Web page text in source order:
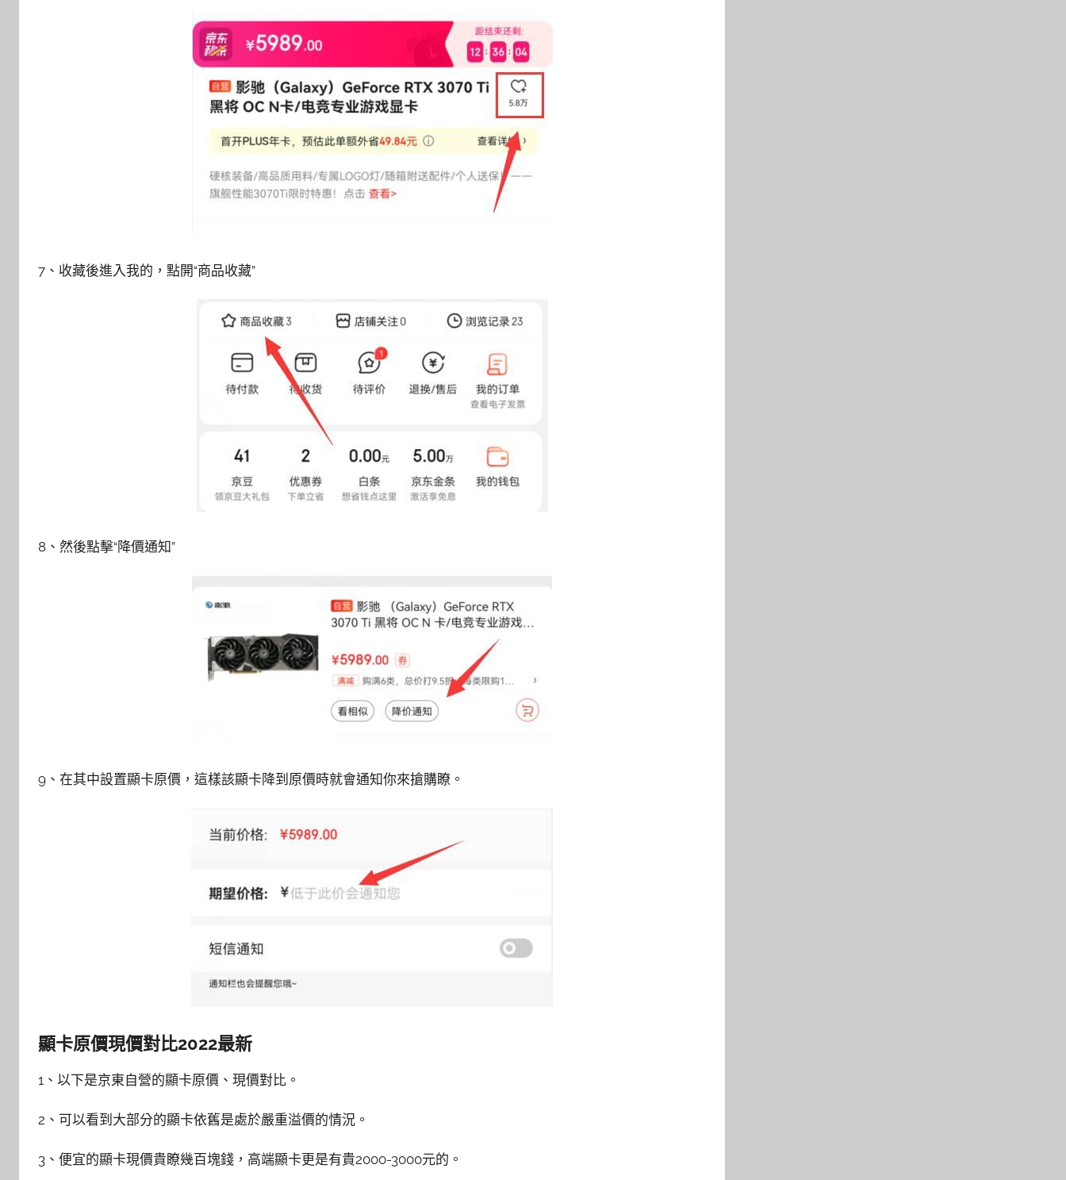
7、收藏後進入我的，點開“商品收藏”
8、然後點擊“降價通知”
9、在其中設置顯卡原價，這樣該顯卡降到原價時就會通知你來搶購瞭。
顯卡原價現價對比2022最新
1、以下是京東自營的顯卡原價、現價對比。
2、可以看到大部分的顯卡依舊是處於嚴重溢價的情況。
3、便宜的顯卡現價貴瞭幾百塊錢，高端顯卡更是有貴2000-3000元的。